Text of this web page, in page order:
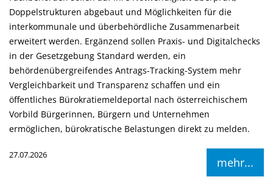
Doppelstrukturen abgebaut und Möglichkeiten für die
interkommunale und überbehördliche Zusammenarbeit
erweitert werden. Ergänzend sollen Praxis- und Digitalchecks
in der Gesetzgebung Standard werden, ein
behördenübergreifendes Antrags-Tracking-System mehr
Vergleichbarkeit und Transparenz schaffen und ein
öffentliches Bürokratiemeldeportal nach österreichischem
Vorbild Bürgerinnen, Bürgern und Unternehmen
ermöglichen, bürokratische Belastungen direkt zu melden.
27.07.2026
mehr...